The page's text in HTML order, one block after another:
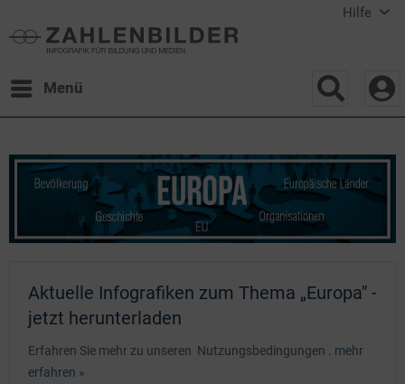
Hilfe
Menü
Aktuelle Infografiken zum Thema „Europa" -
jetzt herunterladen
Erfahren Sie mehr zu unseren Nutzungsbedingungen . mehr
erfahren »